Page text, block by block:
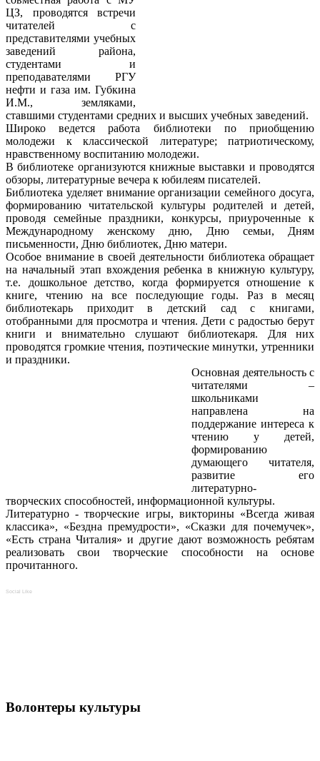
ЦЗ, проводятся встречи
читателей с
представителями учебных
заведений района,
студентами и
преподавателями РГУ
нефти и газа им. Губкина
И.М., земляками,
ставшими студентами средних и высших учебных заведений.
Широко ведется работа библиотеки по приобщению
молодежи к классической литературе; патриотическому,
нравственному воспитанию молодежи.
В библиотеке организуются книжные выставки и проводятся
обзоры, литературные вечера к юбилеям писателей.
Библиотека уделяет внимание организации семейного досуга,
формированию читательской культуры родителей и детей,
проводя семейные праздники, конкурсы, приуроченные к
Международному женскому дню, Дню семьи, Дням
письменности, Дню библиотек, Дню матери.
Особое внимание в своей деятельности библиотека обращает
на начальный этап вхождения ребенка в книжную культуру,
т.е. дошкольное детство, когда формируется отношение к
книге, чтению на все последующие годы. Раз в месяц
библиотекарь приходит в детский сад с книгами,
отобранными для просмотра и чтения. Дети с радостью берут
книги и внимательно слушают библиотекаря. Для них
проводятся громкие чтения, поэтические минутки, утренники
и праздники.
Основная деятельность с
читателями –
школьниками
направлена на
поддержание интереса к
чтению у детей,
формированию
думающего читателя,
развитие его
литературно-
творческих способностей, информационной культуры.
Литературно - творческие игры, викторины «Всегда живая
классика», «Бездна премудрости», «Сказки для почемучек»,
«Есть страна Читалия» и другие дают возможность ребятам
реализовать свои творческие способности на основе
прочитанного.
Social Like
Волонтеры культуры